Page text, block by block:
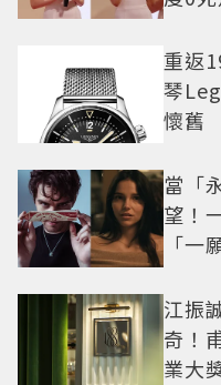
重返
琴
懷舊
當「
望！
「
江振
奇！
業大